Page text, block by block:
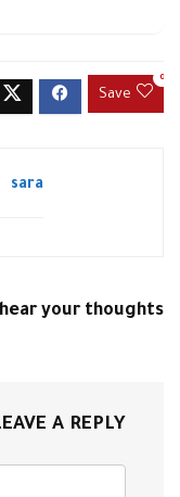
Save
0
sara
your thoughts
A REPLY